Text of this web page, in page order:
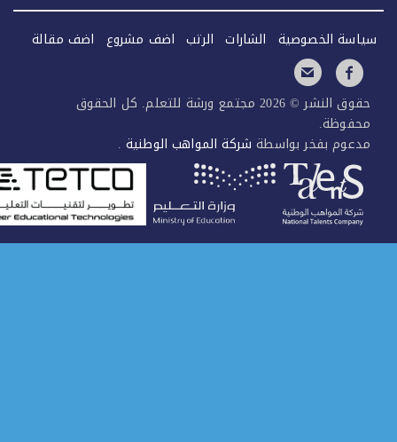
الخصوصية الشارات الرتب اضف مشروع اضف مقالة
حقوق النشر © 2026 مجتمع ورشة للتعلم. كل الحقوق
بفخر بواسطةشركة المواهب الوطنية.